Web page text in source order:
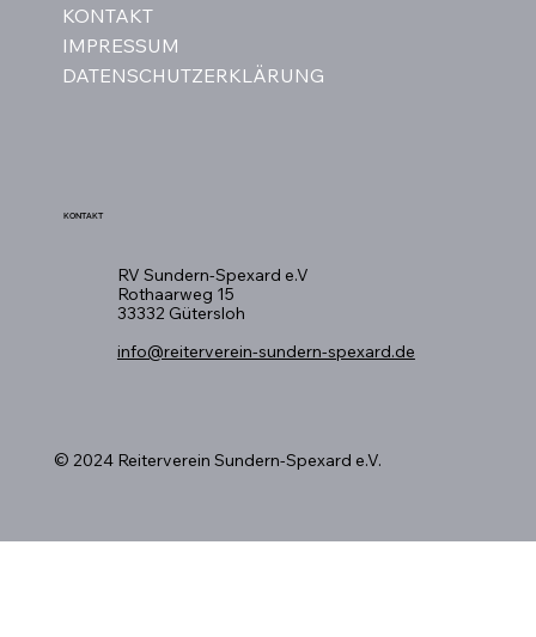
© 2024 Reiterverein Sundern-Spexard e.V.
KONTAKT
IMPRESSUM
DATENSCHUTZERKLÄRUNG
RV Sundern-Spexard e.V
Rothaarweg 15
33332 Gütersloh
info@reiterverein-sundern-spexard.de
KONTAKT